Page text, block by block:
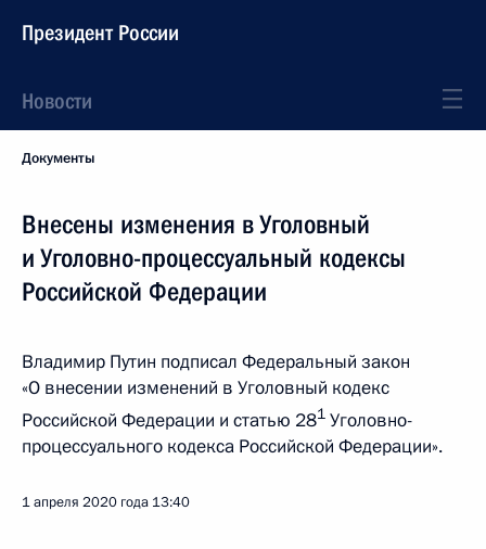
Президент России
Новости
Документы
Внесены изменения в Уголовный
и Уголовно-процессуальный кодексы
Российской Федерации
Владимир Путин подписал Федеральный закон
«О внесении изменений в Уголовный кодекс
Российской Федерации и статью 281 Уголовно-
процессуального кодекса Российской Федерации».
1 апреля 2020 года 13:40